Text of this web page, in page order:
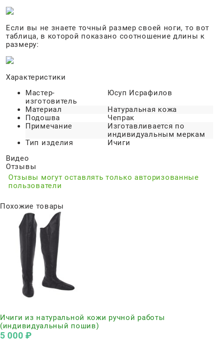
Если вы не знаете точный размер своей ноги, то вот
таблица, в которой показано соотношение длины к
размеру:
Характеристики
Мастер-
изготовитель
Юсуп Исрафилов
Материал
Натуральная кожа
Подошва
Чепрак
Примечание
Изготавливается по
индивидуальным меркам
Тип изделия
Ичиги
Видео
Отзывы
Отзывы могут оставлять только авторизованные
пользователи
Похожие товары
Ичиги из натуральной кожи ручной работы
(индивидуальный пошив)
5 000 ₽